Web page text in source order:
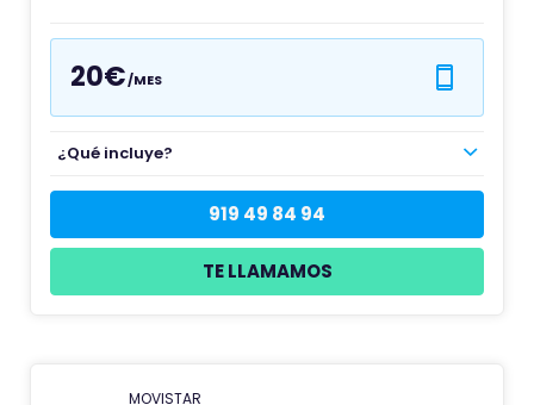
20€/MES
¿Qué incluye?
919 49 84 94
TE LLAMAMOS
MOVISTAR